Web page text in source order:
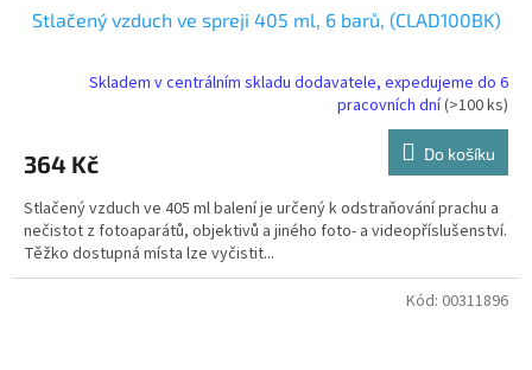
Stlačený vzduch ve spreji 405 ml, 6 barů, (CLAD100BK)
Skladem v centrálním skladu dodavatele, expedujeme do 6
pracovních dní(>100 ks)
364 Kč Do košíku
Stlačený vzduch ve 405 ml balení je určený k odstraňování prachu a
nečistot z fotoaparátů, objektivů a jiného foto- a videopříslušenství.
Těžko dostupná místa lze vyčistit...
Kód: 00311896